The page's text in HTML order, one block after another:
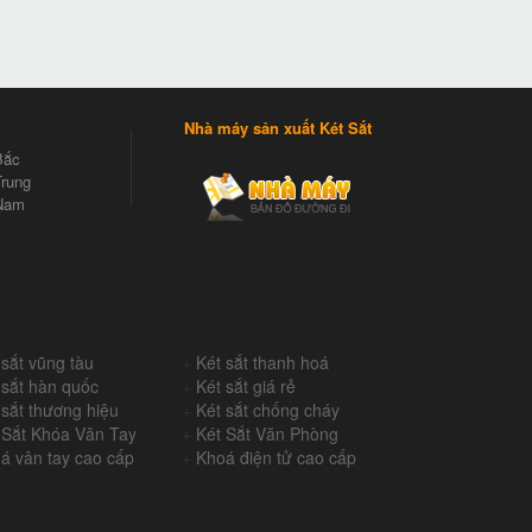
Nhà máy sản xuất Két Sắt
vũng tàu
Két sắt thanh hoá
hàn quốc
Két sắt giá rẻ
thương hiệu
Két sắt chống cháy
Khóa Vân Tay
Két Sắt Văn Phòng
vân tay cao cấp
Khoá điện tử cao cấp